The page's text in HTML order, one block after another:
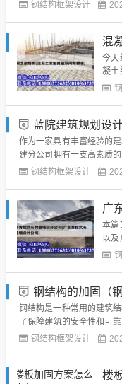
钢结构框架设计
今天
凝土
你
蓝院建筑规划设计有限公司福
作为一家具有丰富经验的
建分公司拥有一支高素质
人才。蓝院建筑规划设计
钢结构框架设计
本篇
以及
望对
件
材
，...
钢结构的加固（
钢结构是一种常用的建筑
了保障建筑的安全性和可
加固的介绍到此就结束了
钢结构框架设计
楼